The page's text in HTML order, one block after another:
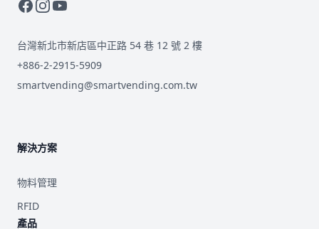
台灣新北市新店區中正路 54 巷 12 號 2 樓
+886-2-2915-5909
smartvending@smartvending.com.tw
解決方案
物料管理
RFID
產品